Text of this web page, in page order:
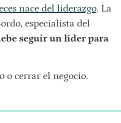
nace del liderazgo. La
especialista del
seguir un líder para
o cerrar el negocio.